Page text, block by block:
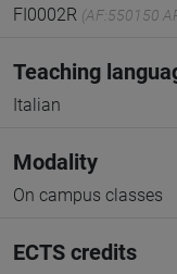
FI0002R (AF:550150
Teaching
Italian
Modality
On campus classes
ECTS credits